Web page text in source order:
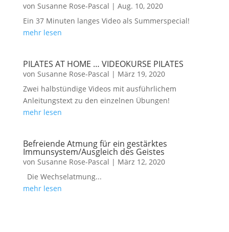
von Susanne Rose-Pascal | Aug. 10, 2020
Ein 37 Minuten langes Video als Summerspecial!
mehr lesen
PILATES AT HOME … VIDEOKURSE PILATES
von Susanne Rose-Pascal | März 19, 2020
Zwei halbstündige Videos mit ausführlichem
Anleitungstext zu den einzelnen Übungen!
mehr lesen
Befreiende Atmung für ein gestärktes
Immunsystem/Ausgleich des Geistes
von Susanne Rose-Pascal | März 12, 2020
Die Wechselatmung...
mehr lesen